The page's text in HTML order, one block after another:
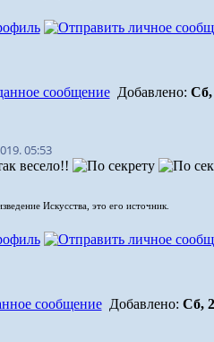
Добавлено: Сб,
05:53
весело!!
Искусства, это его источник.
Добавлено: Сб,